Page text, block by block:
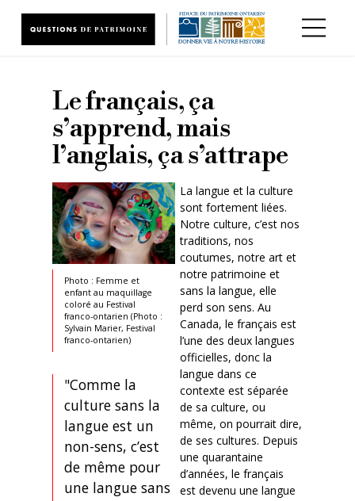
Le français, ça
s’apprend, mais
l’anglais, ça s’attrape
Photo : Femme et
enfant au maquillage
coloré au Festival
franco-ontarien (Photo :
Sylvain Marier, Festival
franco-ontarien)
"Comme la
culture sans la
langue est un
non-sens, c’est
de même pour
une langue sans
La langue et la culture
sont fortement liées.
Notre culture, c’est nos
traditions, nos
coutumes, notre art et
notre patrimoine et
sans la langue, elle
perd son sens. Au
Canada, le français est
l’une des deux langues
officielles, donc la
langue dans ce
contexte est séparée
de sa culture, ou
même, on pourrait dire,
de ses cultures. Depuis
une quarantaine
d’années, le français
est devenu une langue